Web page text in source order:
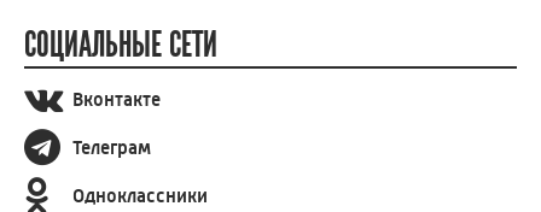
СОЦИАЛЬНЫЕ СЕТИ
Вконтакте
Телеграм
Одноклассники